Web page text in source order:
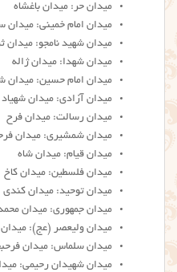
میدان حر: میدان باغشاه
میدان امام خمینی: میدان
میدان شهید نامجو: میدان
میدان شهدا: میدان ژاله
میدان امام حسین: میدان
میدان آزادی: میدان شهیاد
میدان رسالت: میدان فرح
میدان شمشیری: میدان
میدان قیام: میدان شاه
میدان فلسطین: میدان کاخ
میدان توحید: میدان کندی
میدان جمهوری: میدان
میدان ولیعصر (عج): میدان
میدان سلماس: میدان
میدان شهیدان رحیمی: